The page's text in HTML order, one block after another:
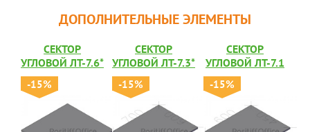
ДОПОЛНИТЕЛЬНЫЕ ЭЛЕМЕНТЫ
СЕКТОР
УГЛОВОЙ ЛТ-7.6*
-15%
СЕКТОР
УГЛОВОЙ ЛТ-7.3*
-15%
СЕКТОР
УГЛОВОЙ ЛТ-7.1
-15%